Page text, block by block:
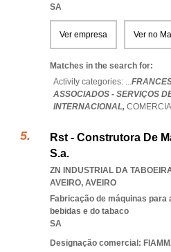
SA
Ver empresa Ver no
Matches in the search for:
Activity categories: ...
ASSOCIADOS - SERVIÇOS
INTERNACIONAL,
Rst - Construtora De
S.a.
ZN INDUSTRIAL DA
AVEIRO, AVEIRO
Fabricação de máquinas
bebidas e do tabaco
SA
Designação comercial: